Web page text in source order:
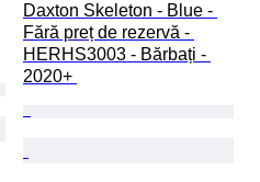
Daxton Skeleton - Blue -
Fără preț de rezervă -
HERHS3003 - Bărbați -
2020+